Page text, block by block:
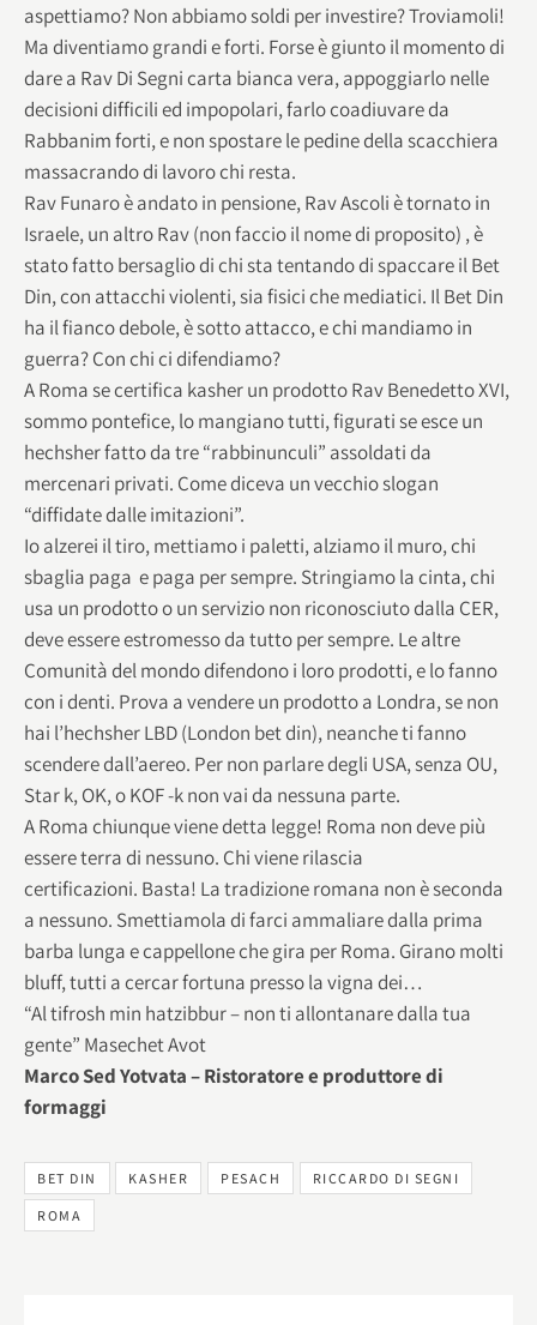
aspettiamo? Non abbiamo soldi per investire? Troviamoli!
Ma diventiamo grandi e forti. Forse è giunto il momento di
dare a Rav Di Segni carta bianca vera, appoggiarlo nelle
decisioni difficili ed impopolari, farlo coadiuvare da
Rabbanim forti, e non spostare le pedine della scacchiera
massacrando di lavoro chi resta.
Rav Funaro è andato in pensione, Rav Ascoli è tornato in
Israele, un altro Rav (non faccio il nome di proposito) , è
stato fatto bersaglio di chi sta tentando di spaccare il Bet
Din, con attacchi violenti, sia fisici che mediatici. Il Bet Din
ha il fianco debole, è sotto attacco, e chi mandiamo in
guerra? Con chi ci difendiamo?
A Roma se certifica kasher un prodotto Rav Benedetto XVI,
sommo pontefice, lo mangiano tutti, figurati se esce un
hechsher fatto da tre “rabbinunculi” assoldati da
mercenari privati. Come diceva un vecchio slogan
“diffidate dalle imitazioni”.
Io alzerei il tiro, mettiamo i paletti, alziamo il muro, chi
sbaglia paga e paga per sempre. Stringiamo la cinta, chi
usa un prodotto o un servizio non riconosciuto dalla CER,
deve essere estromesso da tutto per sempre. Le altre
Comunità del mondo difendono i loro prodotti, e lo fanno
con i denti. Prova a vendere un prodotto a Londra, se non
hai l’hechsher LBD (London bet din), neanche ti fanno
scendere dall’aereo. Per non parlare degli USA, senza OU,
Star k, OK, o KOF -k non vai da nessuna parte.
A Roma chiunque viene detta legge! Roma non deve più
essere terra di nessuno. Chi viene rilascia
certificazioni. Basta! La tradizione romana non è seconda
a nessuno. Smettiamola di farci ammaliare dalla prima
barba lunga e cappellone che gira per Roma. Girano molti
bluff, tutti a cercar fortuna presso la vigna dei…
“Al tifrosh min hatzibbur – non ti allontanare dalla tua
gente” Masechet Avot
Marco Sed Yotvata – Ristoratore e produttore di
formaggi
BET DIN KASHER PESACH RICCARDO DI SEGNI
ROMA